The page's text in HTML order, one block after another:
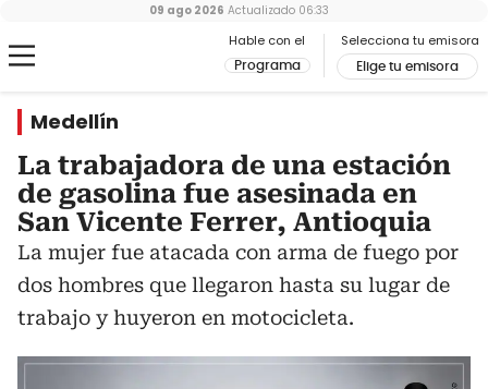
Hable con el
Programa
Selecciona tu emisora
Elige tu emisora
09 ago 2026 Actualizado 06:33
Medellín
La trabajadora de una estación
de gasolina fue asesinada en
San Vicente Ferrer, Antioquia
La mujer fue atacada con arma de fuego por
dos hombres que llegaron hasta su lugar de
trabajo y huyeron en motocicleta.